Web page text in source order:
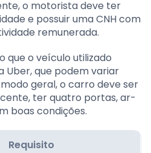
o motorista deve ter
e possuir uma CNH com
remunerada.
que o veículo utilizado
Uber, que podem variar
geral, o carro deve ser
ter quatro portas, ar-
boas condições.
Requisito